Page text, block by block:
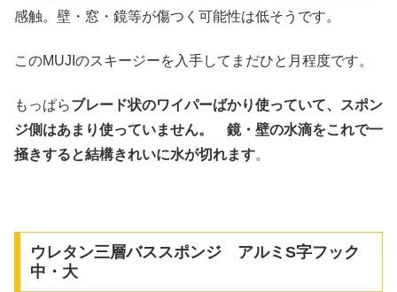
感触。壁・窓・鏡等が傷つく可能性は低そうです。
このMUJIのスキージーを入手してまだひと月程度です。
もっぱらブレード状のワイパーばかり使っていて、スポン
ジ側はあまり使っていません。 鏡・壁の水滴をこれで一
掻きすると結構きれいに水が切れます。
ウレタン三層バススポンジ アルミS字フック
中・大